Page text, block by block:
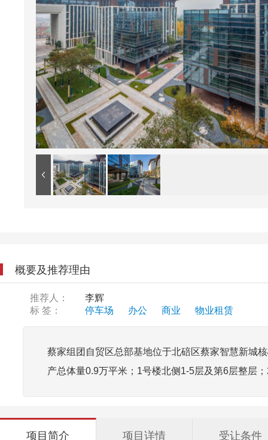
概要及推荐理由
推荐人：
李辉
标 签：
停车场 办公 商业 物业租赁
蔡家组团自贸区总部基地位于北碚区蔡家智慧新城
产总体量0.9万平米；1号楼北侧1-5层及第6层整层
项目简介 项目详情 受让条件